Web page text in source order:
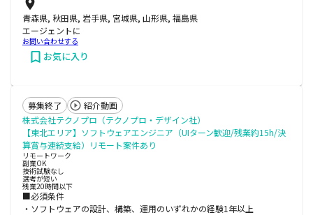
青森県, 秋田県, 岩手県, 宮城県, 山形県, 福島県
エージェントに
お問い合わせする
お気に入り
募集終了
紹介動画
株式会社テクノプロ（テクノプロ・デザイン社）
【東北エリア】ソフトウェアエンジニア（UIターン歓迎/残業約15h/決
算賞与連続支給）リモート案件あり
リモートワーク
副業OK
技術試験なし
選考が短い
残業20時間以下
■必須条件
・ソフトウェアの設計、構築、運用のいずれかの経験1年以上